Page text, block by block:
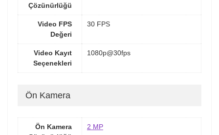
Çözünürlüğü
Video FPS
Değeri
30 FPS
Video Kayıt
Seçenekleri
1080p@30fps
Ön Kamera
Ön Kamera
2 MP